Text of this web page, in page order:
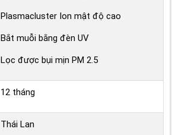
Plasmacluster Ion mật độ cao
Bắt muỗi bằng đèn UV
Lọc được bụi mịn PM 2.5
12 tháng
Thái Lan